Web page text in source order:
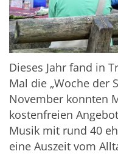
Dieses Jahr fand in
Mal die „Woche der
November konnten
kostenfreien
Musik mit rund 40
eine Auszeit vom